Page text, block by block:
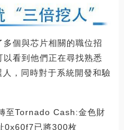
個與芯片相關的職位招
看到他們正在尋找熟悉
，同時對于系統開發和驗
至Tornado Cash:金色財
0x60f7已將300枚